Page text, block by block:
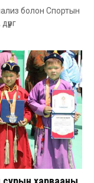
болон Спортын